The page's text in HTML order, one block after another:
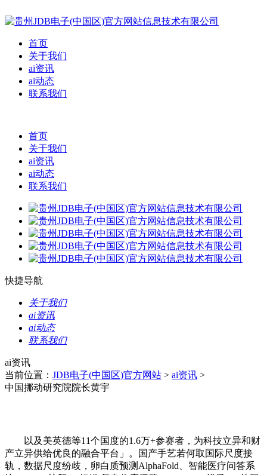
首页
关于我们
ai资讯
ai动态
联系我们
首页
关于我们
ai资讯
ai动态
联系我们
快捷导航
关于我们
ai资讯
ai动态
联系我们
ai资讯
当前位置： JDB电子(中国区)官方网站 > ai资讯 >
中国挪动研究院院长黄宇
以及美英德等11个国度的1.6万+参赛者，为科技立异和财
产立异供给优良的融合平台」。国产手艺若何取国际尺度接
轨，数据尺度纷歧，卵白质预测AlphaFold、智能医疗问答系